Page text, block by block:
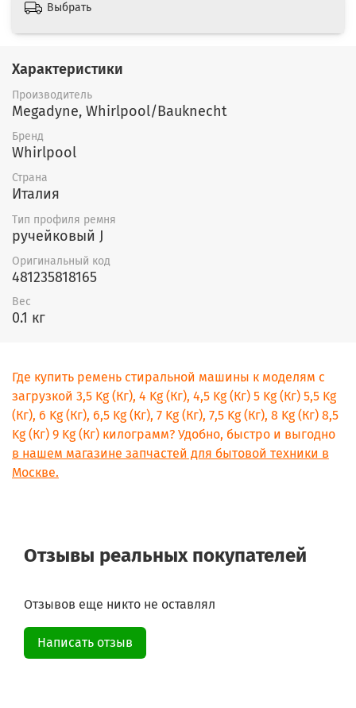
Выбрать
Характеристики
Производитель
Megadyne, Whirlpool/Bauknecht
Бренд
Whirlpool
Страна
Италия
Тип профиля ремня
ручейковый J
Оригинальный код
481235818165
Вес
0.1 кг
Где купить ремень стиральной машины к моделям с
загрузкой 3,5 Kg (Кг), 4 Kg (Кг), 4,5 Kg (Кг) 5 Kg (Кг) 5,5 Kg
(Кг), 6 Kg (Кг), 6,5 Kg (Кг), 7 Kg (Кг), 7,5 Kg (Кг), 8 Kg (Кг) 8,5
Kg (Кг) 9 Kg (Кг) килограмм? Удобно, быстро и выгодно
в нашем магазине запчастей для бытовой техники в
Москве.
Отзывы реальных покупателей
Отзывов еще никто не оставлял
Написать отзыв